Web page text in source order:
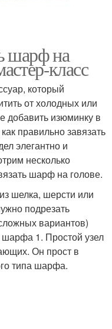
шарф на
класс
который
от холодных или
добавить изюминку в
правильно завязать
элегантно и
несколько
шарф на голове.
шелка, шерсти или
подрезать
вариантов)
1. Простой узел
Он прост в
типа шарфа.